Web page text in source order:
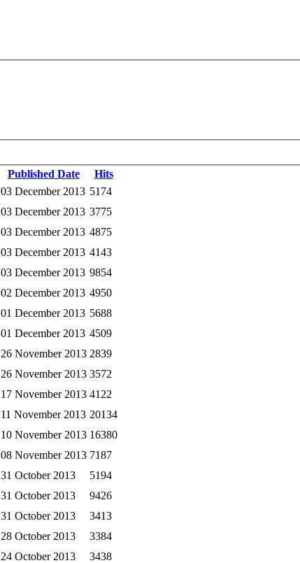
Published Date
Hits
03 December 2013 5174
03 December 2013 3775
03 December 2013 4875
03 December 2013 4143
03 December 2013 9854
02 December 2013 4950
01 December 2013 5688
01 December 2013 4509
26 November 2013 2839
26 November 2013 3572
17 November 2013 4122
11 November 2013 20134
10 November 2013 16380
08 November 2013 7187
31 October 2013
5194
31 October 2013
9426
31 October 2013
3413
28 October 2013
3384
24 October 2013
3438